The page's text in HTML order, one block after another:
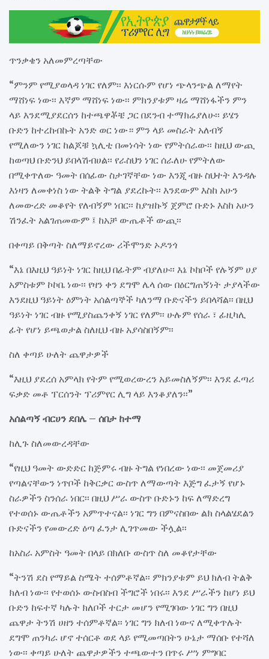
ጥንቃቄን አለመምረጣቸው
“ምንም የሚያወላዳ ነገር የለም፡፡ እነርሱም የሆነ ጭላንጭል ለማየት
ማሸነፍ ነው፡፡ እኛም ማሸነፍ ነው፡፡ ምክንያቱም ዛሬ ማሸነፋችን ምን
ላይ እንደሚያደርሰን ከተጫዋቾቼ ጋር በደንብ ተማክሬያለሁ፡፡ ይሄን
ቡድን ከተረከብኩት አንድ ወር ነው። ምን ላይ መስራት አለብኝ
የሚለውን ነገር ከልጆቹ ኳሊቲ በመነሳት ነው የምትሰራው፡፡ ከዚህ ውጪ
ከወጣህ ቡድንህ ይበላሽብሀል፡፡ የራስህን ነገር ሰራለሁ የምትለው
በሚቀጥለው ዓመት በሰፊው ስታገኛቸው ነው እንጂ ብዙ ስህተት እንዳሉ
እነዛን ለመቀነስ ነው ትልቅ ትግል ያደረኩት፡፡ እንደውም እስከ አሁን
ለመውረድ መቆየት የለብኝም ነበር፡፡ ከያዝኩኝ ጀምሮ ቡድኑ እስከ አሁን
ሽንፈት አልገጠመውም ፤ ከአቻ ውጤቶች ውጪ፡፡
በቀጣይ በቅጣት ስለማይኖረው ሪችሞንድ ኦዶንጎ
“እኔ በእዚህ ዓይነት ነገር ከዚህ በፊትም ብያለሁ፡፡ እኔ ኮከቦች የሉኝም ሀያ
አምስቱም ኮኮቤ ነው፡፡ የዛን ቀን ደግሞ ሌላ ሰው በዕርግጠኝነት ታያላችው
እንደዚህ ዓይነት ዕምነት አሰልጣኞች ካለንማ ቡድናችን ይበላሻል፡፡ በዚህ
ዓይነት ነገር ብዙ የሚያስጨንቀኝ ነገር የለም፡፡ ሁሉም የሰራ ፣ ፊዚካሊ
ፊት የሆነ ይጫወታል ስለዚህ ብዙ አያሳስበኝም፡፡
ስለ ቀጣይ ሁለት ጨዋታዎች
“እዚህ ያደረሰ አምላክ የትም የሚወረውረን አይመስለኝም፡፡ እንደ ፈጣሪ
ፍቃድ መቶ ፐርሰንት ፕሪምየር ሊግ ላይ እንቆያለን፡፡”
አሰልጣኝ ብርሀን ደበሌ – ሰበታ ከተማ
ከሊጉ ስለመውረዳቸው
“የዚህ ዓመት ውድድር ከጅምሩ ብዙ ትግል የነበረው ነው፡፡ መጀመሪያ
የጣልናቸውን ነጥቦች ከቅርቃር ውስጥ ለማውጣት እጅግ ፈታኝ የሆኑ
ስራዎችን ስንሰራ ነበር፡፡ በዚህ ሥራ ውስጥ ቡድኑን ከፍ ለማድረግ
የተወሰኑ ውጤቶችን አምጥተናል፡፡ ነገር ግን በምናስበው ልክ ስላልሄደልን
ቡድናችን የመውረድ ዕጣ ፈንታ ሊገጥመው ችሏል፡፡
ከአስራ አምስት ዓመት በላይ በክለቡ ውስጥ ስለ መቆየታቸው
“ትንሽ ደስ የማይል ስሜት ተሰምቶኛል፡፡ ምክንያቱም ይህ ክለብ ትልቅ
ክለብ ነው፡፡ የተወሰኑ ውስብስብ ችግሮች ነበሩ፡፡ እንደ ሥራችን ከሆነ ይህ
ቡድን ከፍተኛ ካሉት ክለቦች ተርታ መሆን የሚገባው ነገር ግን በዚህ
ጨዋታ ትንሽ ሀዘን ተሰምቶኛል፡፡ ነገር ግን ክለብ ነውና ለሚቀጥሉት
ደግሞ ጠንካራ ሆኖ ተሰርቶ ወደ ላይ የሚመጣበትን ሁኔታ ማሰቡ የተሻለ
ነው፡፡ ቀጣይ ሁለት ጨዋታዎችን ተጫውተን በጥሩ ሥነ ምግባር